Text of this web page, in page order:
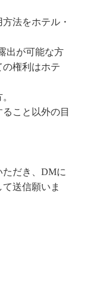
法をホテル・
出が可能な方
権利はホテ
こと以外の目
だき、 DMに
送信願いま